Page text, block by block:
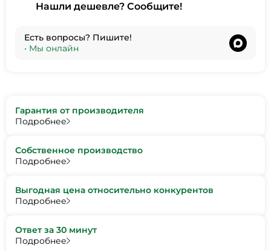
Нашли дешевле? Сообщите!
Есть вопросы? Пишите!
• Мы онлайн
Гарантия от производителя
Подробнее
Собственное производство
Подробнее
Выгодная цена относительно конкурентов
Подробнее
Ответ за 30 минут
Подробнее